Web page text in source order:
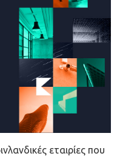
εταιρίες που